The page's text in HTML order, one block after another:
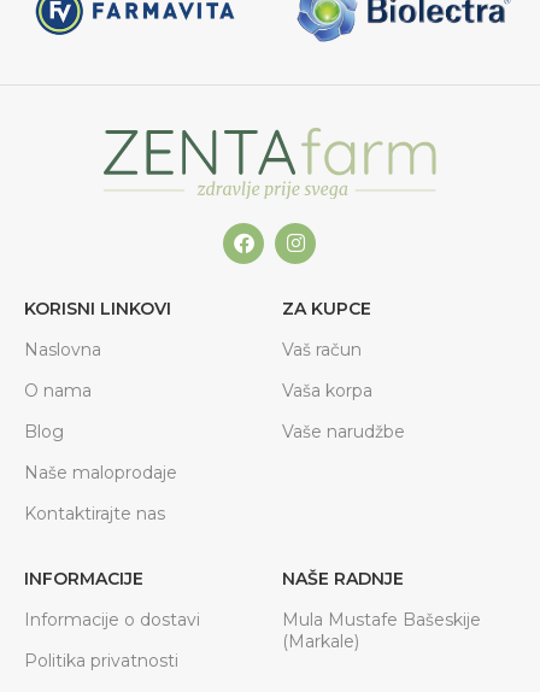
KORISNI LINKOVI
Naslovna
O nama
Blog
Naše maloprodaje
Kontaktirajte nas
ZA KUPCE
Vaš račun
Vaša korpa
Vaše narudžbe
INFORMACIJE
Informacije o dostavi
Politika privatnosti
NAŠE RADNJE
Mula Mustafe Bašeskije
(Markale)